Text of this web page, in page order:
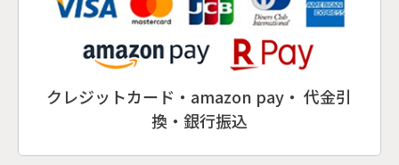
クレジットカード・amazon pay・ 代金引
換・銀行振込